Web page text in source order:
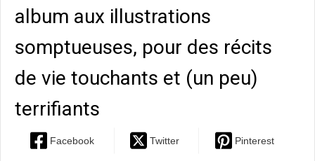
album aux illustrations
somptueuses, pour des récits
de vie touchants et (un peu)
terrifiants
Facebook Twitter Pinterest